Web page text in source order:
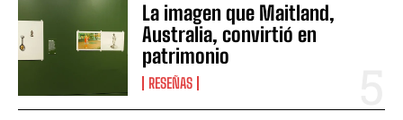
La imagen que Maitland,
Australia, convirtió en
patrimonio
RESEÑAS